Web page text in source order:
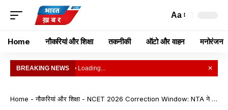
Aa
Home नौकरियां और शिक्षा तकनीकी ऑटो और वाहन मनोरंजन
BREAKING NEWS • Loading... ✕
Home -नौकरियां और शिक्षा - NCET 2026 Correction Window: NTA ने शुरू की आवेदन सुधार प्रक्रिया,